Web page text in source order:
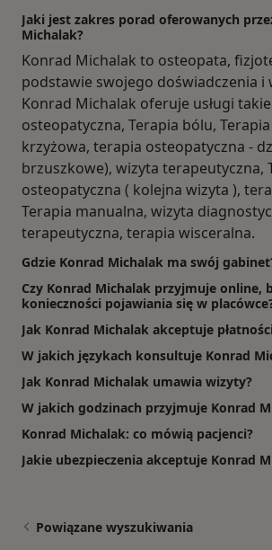
Jaki jest zakres porad oferowanych
Michalak?
Konrad Michalak to osteopata,
podstawie swojego doświadczenia i
Konrad Michalak oferuje usługi
osteopatyczna, Terapia bólu,
krzyżowa, terapia osteopatyczna -
brzuszkowe), wizyta terapeutyczna,
osteopatyczna ( kolejna wizyta ),
Terapia manualna, wizyta
terapeutyczna, terapia wisceralna.
Gdzie Konrad Michalak ma swój
Czy Konrad Michalak przyjmuje online,
konieczności pojawiania się w
Jak Konrad Michalak akceptuje
W jakich językach konsultuje Konrad
Jak Konrad Michalak umawia wizyty?
W jakich godzinach przyjmuje Konrad
Konrad Michalak: co mówią pacjenci?
Jakie ubezpieczenia akceptuje Konrad
Powiązane wyszukiwania